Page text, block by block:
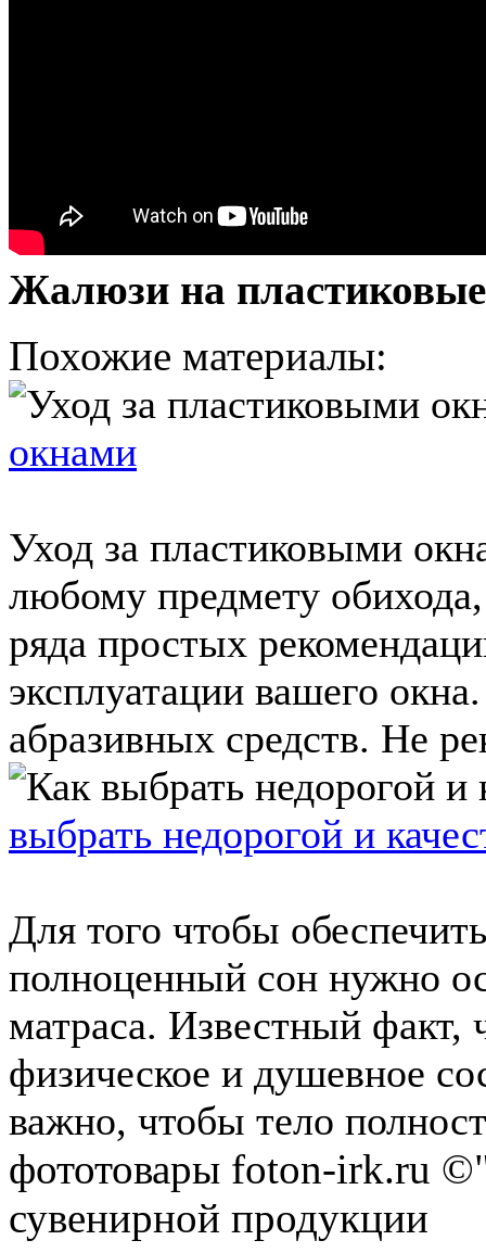
Жалюзи на
Похожие материалы:
окнами
Уход за пластиковыми
любому предмету
ряда простых
эксплуатации вашего
абразивных средств. Не
выбрать недорогой и
Для того чтобы
полноценный сон нужно
матраса. Известный факт,
физическое и душевное
важно, чтобы тело
фототовары foton-irk.ru
сувенирной продукции